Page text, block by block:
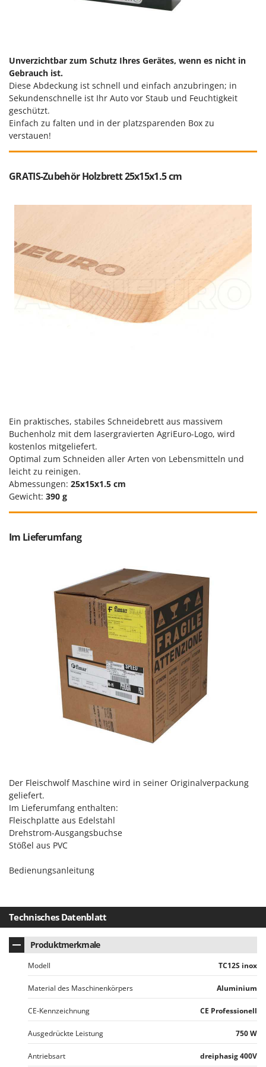
Resto Italia
Ribimex
Ripartrak
Ritter
River Systems
Robomow
Royal Food
S
S.T.P.
Santos
Sbaraglia
Schnitzer
Sirman
Skil
Smartwood
Smeg
Snapper
Spiralmac
Stanley
Stocker
Sunseeker
TecnoGen
Tellarini Pompe
Titania
Tornado
Tre Spade
Trev - Abrek - TecnoVIR
Troy-Bilt
U
Udor
Unger
Verdemax
Vesco
Volpi
Waldner
Weber
Unverzichtbar zum Schutz Ihres Gerätes, wenn es nicht in
Gebrauch ist.
Diese Abdeckung ist schnell und einfach anzubringen; in
Sekundenschnelle ist Ihr Auto vor Staub und Feuchtigkeit
geschützt.
Einfach zu falten und in der platzsparenden Box zu
verstauen!
GRATIS-Zubehör Holzbrett 25x15x1.5 cm
Ein praktisches, stabiles Schneidebrett aus massivem
Buchenholz mit dem lasergravierten AgriEuro-Logo, wird
kostenlos mitgeliefert.
Optimal zum Schneiden aller Arten von Lebensmitteln und
leicht zu reinigen.
Abmessungen: 25x15x1.5 cm
Gewicht: 390 g
Im Lieferumfang
Der Fleischwolf Maschine wird in seiner Originalverpackung
geliefert.
Im Lieferumfang enthalten:
Fleischplatte aus Edelstahl
Drehstrom-Ausgangsbuchse
Stößel aus PVC
Bedienungsanleitung
Technisches Datenblatt
Produktmerkmale
Modell TC12S inox
Material des Maschinenkörpers Aluminium
CE-Kennzeichnung CE Professionell
Ausgedrückte Leistung 750 W
Antriebsart dreiphasig 400V